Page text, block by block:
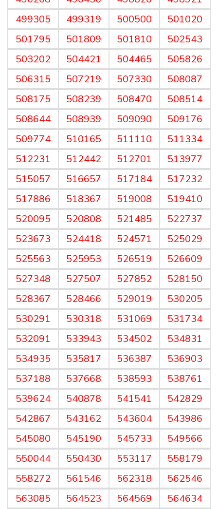
499305
499319 500500
501020
501795
501809 501810
502543
503202
504421 504465
505826
506315
507219 507330
508087
508175
508239 508470
508514
508644
508939 509090
509176
509774
510165 511110
511334
512231
512442 512701
513977
515057
516657 517184
517232
517886
518367 519008
519410
520095
520808 521485
522737
523673
524418 524571
525029
525563
525953 526519
526609
527348
527507 527852
528150
528367
528466 529019
530205
530291
530318 531069
531734
532091
533943 534502
534831
534935
535817 536387
536903
537188
537668 538593
538761
539624
540878 541541
542829
542867
543162 543604
543986
545080
545190 545733
549566
550044
550430 553117
558179
558272
561546 562318
562546
563085
564523 564569
564634